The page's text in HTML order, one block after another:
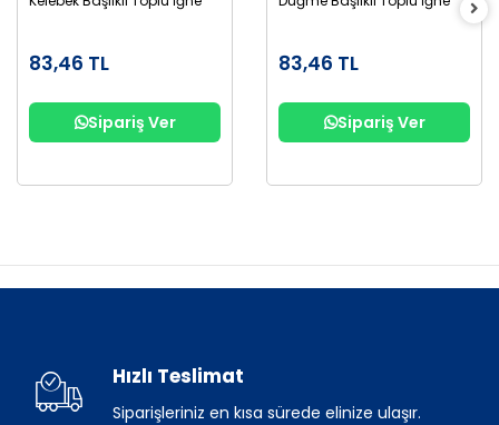
83,46 TL
Sipariş Ver
83,46 TL
Sipariş Ver
Hızlı Teslimat
Siparişleriniz en kısa sürede elinize ulaşır.